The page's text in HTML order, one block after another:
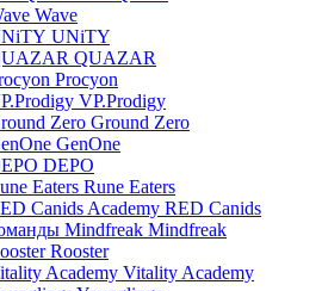
Wave
UNiTY
QUAZAR
Procyon
VP.Prodigy
Ground Zero
GenOne
DEPO
Rune Eaters
RED Canids
Mindfreak
Rooster
Vitality Academy